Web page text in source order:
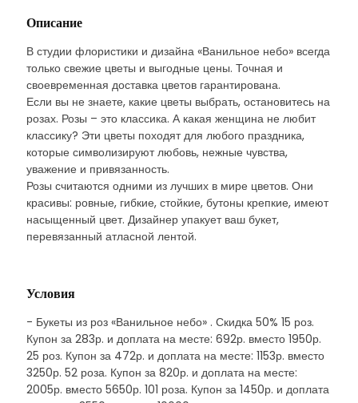
Описание
В студии флористики и дизайна «Ванильное небо» всегда
только свежие цветы и выгодные цены. Точная и
своевременная доставка цветов гарантирована.
Если вы не знаете, какие цветы выбрать, остановитесь на
розах. Розы – это классика. А какая женщина не любит
классику? Эти цветы походят для любого праздника,
которые символизируют любовь, нежные чувства,
уважение и привязанность.
Розы считаются одними из лучших в мире цветов. Они
красивы: ровные, гибкие, стойкие, бутоны крепкие, имеют
насыщенный цвет. Дизайнер упакует ваш букет,
перевязанный атласной лентой.
Условия
- Букеты из роз «Ванильное небо» . Скидка 50% 15 роз.
Купон за 283р. и доплата на месте: 692р. вместо 1950р.
25 роз. Купон за 472р. и доплата на месте: 1153р. вместо
3250р. 52 роза. Купон за 820р. и доплата на месте:
2005р. вместо 5650р. 101 роза. Купон за 1450р. и доплата